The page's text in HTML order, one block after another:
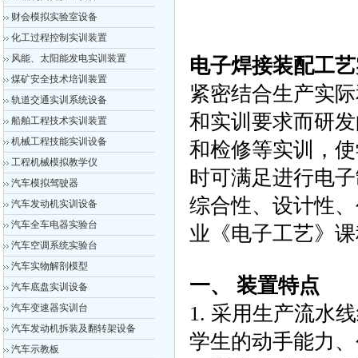
财会模拟实验室设备
化工过程控制实训装置
风能、太阳能发电实训装置
煤矿安全技术培训装置
轨道交通实训系统设备
船舶工程技术实训装置
机械工程技能实训设备
工程机械模拟教学仪
汽车模拟驾驶器
汽车发动机实训设备
汽车全车电器实验台
汽车空调系统实验台
汽车实物解剖模型
汽车底盘实训设备
汽车变速器实训台
汽车发动机拆装及翻转架设备
汽车示教板
电子焊接装配工
紧密结合生产实
和实训要求而研
和检修等实训，
时可满足进行电
综合性、设计性
业《电子工艺》
一、 装置特点
1. 采用生产流水
学生的动手能力